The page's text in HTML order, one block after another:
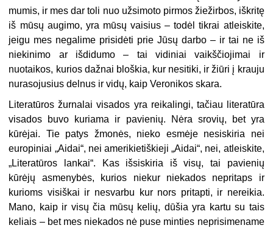
mumis, ir mes dar toli nuo užsimoto pirmos žiežirbos, iškritę
iš mūsų augimo, yra mūsų vaisius – todėl tikrai atleiskite,
jeigu mes negalime prisidėti prie Jūsų darbo – ir tai ne iš
niekinimo ar išdidumo – tai vidiniai vaikščiojimai ir
nuotaikos, kurios dažnai bloškia, kur nesitiki, ir žiūri į krauju
nurasojusius delnus ir vidų, kaip Veronikos skara.
Literatūros žurnalai visados yra reikalingi, tačiau literatūra
visados buvo kuriama ir pavienių. Nėra srovių, bet yra
kūrėjai. Tie patys žmonės, nieko esmėje nesiskiria nei
europiniai „Aidai“, nei amerikietiškieji „Aidai“, nei, atleiskite,
„Literatūros lankai“. Kas išsiskiria iš visų, tai pavienių
kūrėjų asmenybės, kurios niekur niekados nepritaps ir
kurioms visiškai ir nesvarbu kur nors pritapti, ir nereikia.
Mano, kaip ir visų čia mūsų kelių, dūšia yra kartu su tais
keliais – bet mes niekados nė puse minties neprisimename